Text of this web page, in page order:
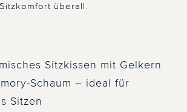
überall.
Sitzkissen mit Gelkern
Schaum – ideal für
Sitzen